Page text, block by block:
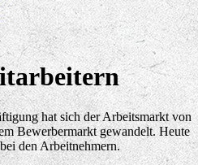
hat sich der Arbeitsmarkt von
Bewerbermarkt gewandelt. Heute
den Arbeitnehmern.